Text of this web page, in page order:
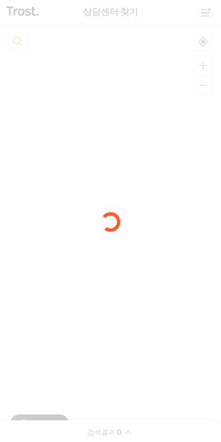
상담센터 찾기
검색결과 0